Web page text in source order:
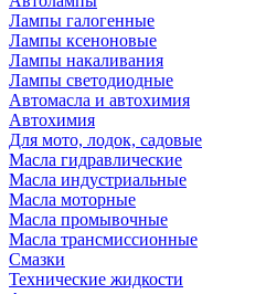
Лампы галогенные
Лампы ксеноновые
Лампы накаливания
Лампы светодиодные
Автомасла и автохимия
Автохимия
Для мото, лодок, садовые
Масла гидравлические
Масла индустриальные
Масла моторные
Масла промывочные
Масла трансмиссионные
Смазки
Технические жидкости